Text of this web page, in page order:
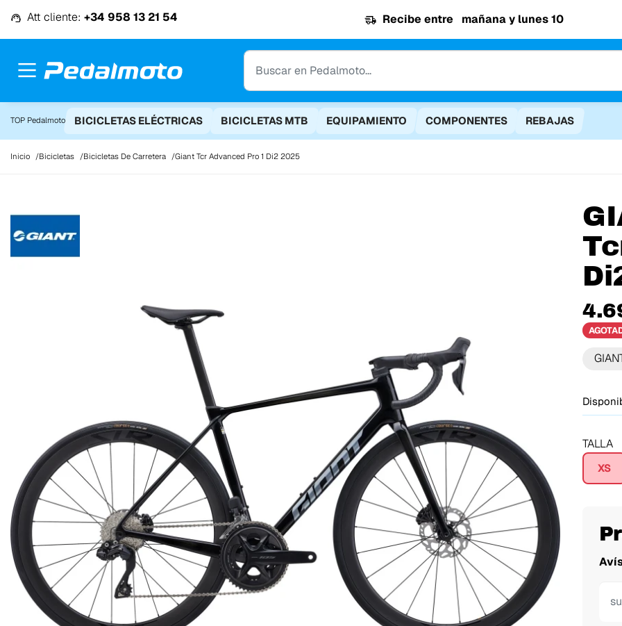
Att cliente: +34 958 13 21 54 Recibe entre mañana y lunes 10
TOP Pedalmoto BICICLETAS ELÉCTRICAS BICICLETAS MTB EQUIPAMIENTO COMPONENTES REBAJAS
Inicio Bicicletas Bicicletas De Carretera Giant Tcr Advanced Pro 1 Di2 2025
TALLA
XS